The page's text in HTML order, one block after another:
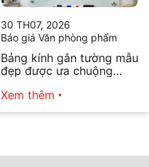
30 TH07, 2026
Báo giá Văn phòng phẩm
Bảng kính gắn tường mẫu
đẹp được ưa chuộng
Xem thêm